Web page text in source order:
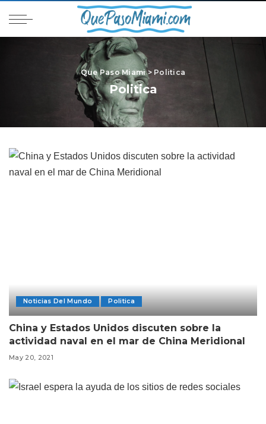
Que Paso Miami> Politica
Politica
Noticias Del Mundo Politica
China y Estados Unidos discuten sobre la
actividad naval en el mar de China Meridional
May 20, 2021